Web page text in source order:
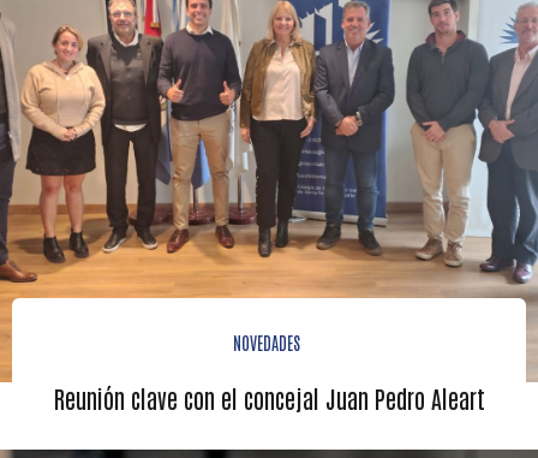
NOVEDADES
Reunión clave con el concejal Juan Pedro Aleart